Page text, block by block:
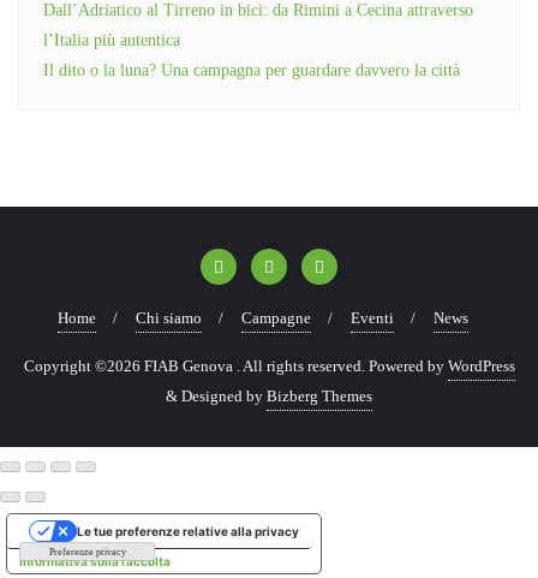
Dall’Adriatico al Tirreno in bici: da Rimini a Cecina attraverso
l’Italia più autentica
Il dito o la luna? Una campagna per guardare davvero la città
Home Chi siamo Campagne Eventi News
Copyright ©2026 FIAB Genova . All rights reserved. Powered by WordPress
& Designed by Bizberg Themes
Informativa sulla raccolta
Le tue preferenze relative alla privacy